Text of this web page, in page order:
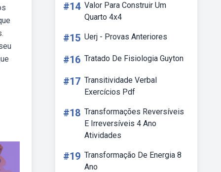
#14 Valor Para Construir Um
Quarto 4x4
#15 Uerj - Provas Anteriores
#16 Tratado De Fisiologia Guyton
#17 Transitividade Verbal
Exercícios Pdf
#18 Transformações Reversíveis
E Irreversíveis 4 Ano
Atividades
#19 Transformação De Energia 8
Ano